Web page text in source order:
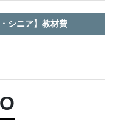
シニア】教材費